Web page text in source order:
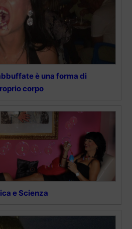
è una forma di
corpo
e Scienza